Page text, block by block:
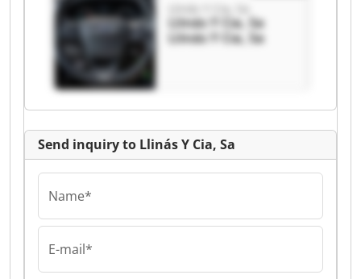
Llinás Y Cia, Sa
Llinás Y Cia, Sa
Llinás Y Cia, Sa
Send inquiry to Llinás Y Cia, Sa
Name*
E-mail*